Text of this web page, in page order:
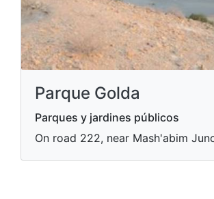
Parque Golda
Parques y jardines públicos
On road 222, near Mash'abim